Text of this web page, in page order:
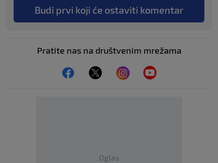
Budi prvi koji će ostaviti komentar
Pratite nas na društvenim mrežama
Oglas